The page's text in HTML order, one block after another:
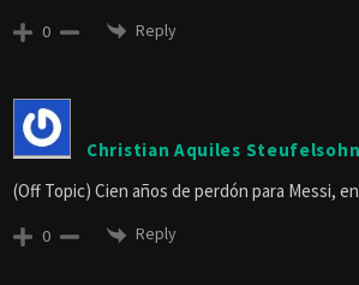
0 Reply
Christian Aquiles Steufelsohn
(Off Topic) Cien años de perdón para Messi,
0 Reply